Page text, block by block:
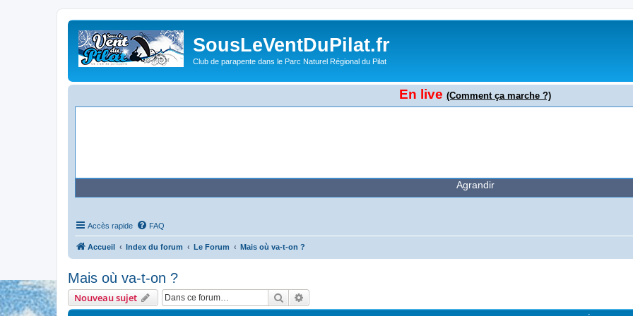
SousLeVentDuPilat.fr
Club de parapente dans le Parc Naturel Régional du Pilat
En live (Comment ça marche ?)
Agrandir
Accès rapide FAQ
Accueil Index du forum Le Forum Mais où va-t-on ?
Mais où va-t-on ?
Nouveau sujet Rechercher